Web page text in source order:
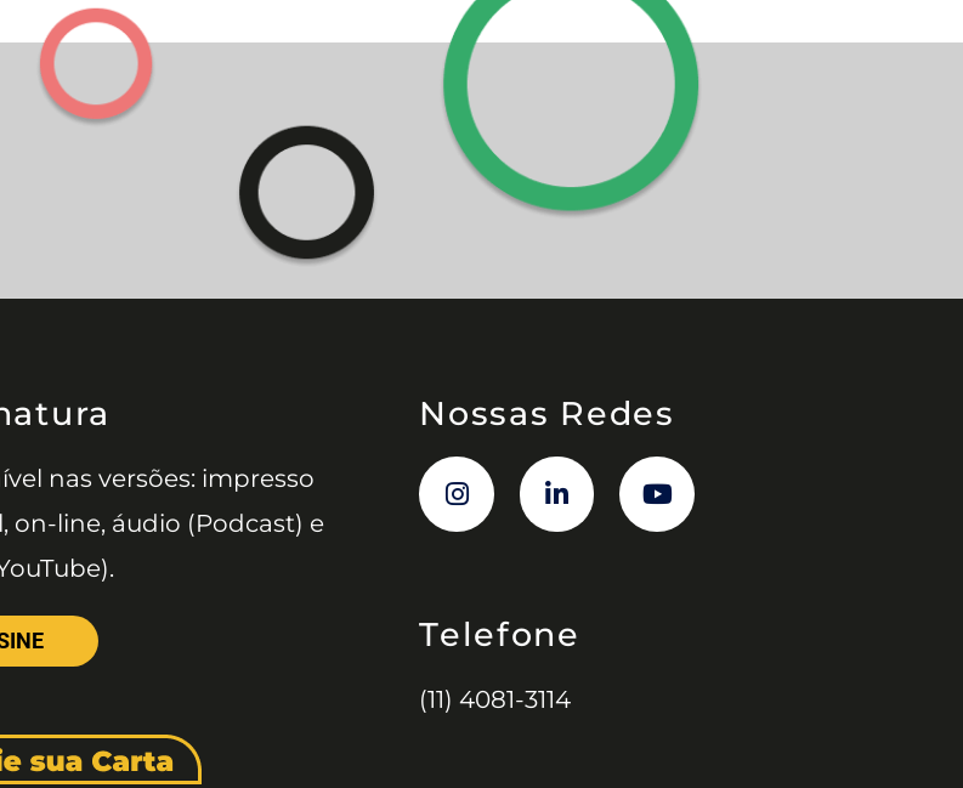
nas versões: impresso
on-line, áudio (Podcast) e
Nossas Redes
Telefone
(11) 4081-3114